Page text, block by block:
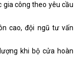
gia công theo yêu cầu
cao, đội ngũ tư vấn
khi bộ cửa hoàn